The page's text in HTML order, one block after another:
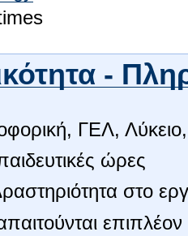
-
ΓΕΛ,
ώρες
στο
επιπλέον